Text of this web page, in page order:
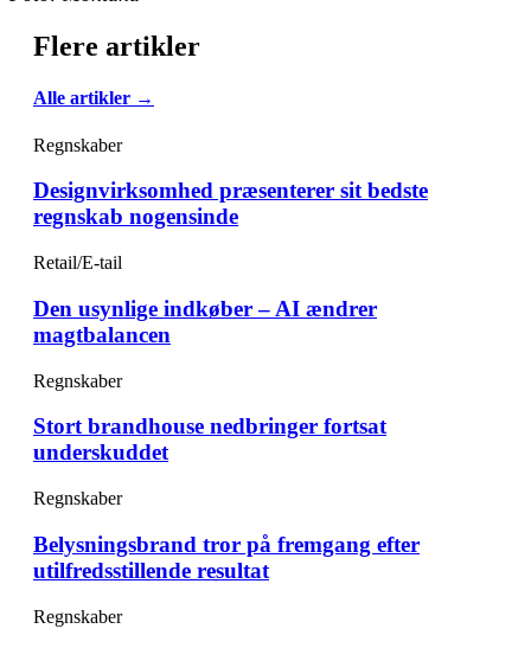
Flere artikler
Alle artikler →
Regnskaber
Designvirksomhed præsenterer sit bedste
regnskab nogensinde
Retail/E-tail
Den usynlige indkøber – AI ændrer
magtbalancen
Regnskaber
Stort brandhouse nedbringer fortsat
underskuddet
Regnskaber
Belysningsbrand tror på fremgang efter
utilfredsstillende resultat
Regnskaber